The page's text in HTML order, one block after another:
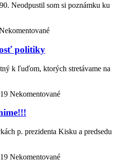
Neodpustil som si poznámku ku
politiky
k ľuďom, ktorých stretávame na
Nekomentované
p. prezidenta Kisku a predsedu
Nekomentované